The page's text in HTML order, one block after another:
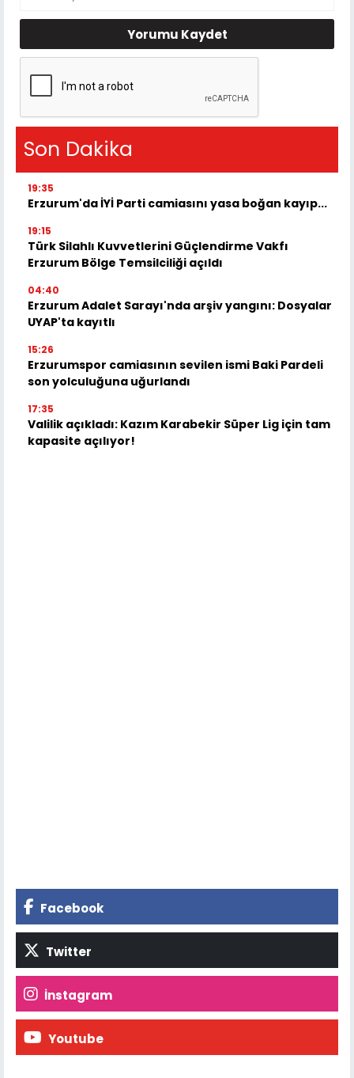
Yorumu Kaydet
Son Dakika
19:35
Erzurum'da İYİ Parti camiasını yasa boğan kayıp...
19:15
Türk Silahlı Kuvvetlerini Güçlendirme Vakfı
Erzurum Bölge Temsilciliği açıldı
04:40
Erzurum Adalet Sarayı'nda arşiv yangını: Dosyalar
UYAP'ta kayıtlı
15:26
Erzurumspor camiasının sevilen ismi Baki Pardeli
son yolculuğuna uğurlandı
17:35
Valilik açıkladı: Kazım Karabekir Süper Lig için tam
kapasite açılıyor!
Facebook
Twitter
İnstagram
Youtube